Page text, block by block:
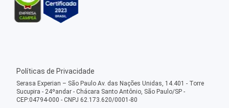
Políticas de Privacidade
Serasa Experian – São Paulo Av. das Nações Unidas, 14.401 - Torre
Sucupira - 24ºandar - Chácara Santo Antônio, São Paulo/SP -
CEP:04794-000 - CNPJ 62.173.620/0001-80